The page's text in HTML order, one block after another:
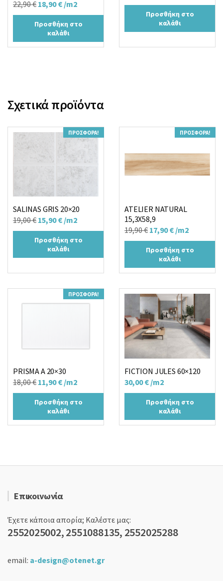
22,90€ Original
price
was:
22,90 €.
18,90€Η
τρέχουσα
τιμή
είναι:
/m2
Προσθήκη στο
καλάθι
price
was:
24,00 €.
τρέχουσα
τιμή
είναι:
Προσθήκη στο
καλάθι
Σχετικά προϊόντα
ΠΡΟΣΦΟΡΆ!
SALINAS GRIS 20×20
19,00€ Original
price
was:
19,00 €.
15,90€Η
τρέχουσα
τιμή
είναι:
/m2
Προσθήκη στο
καλάθι
ΠΡΟΣΦΟΡΆ!
ATELIER NATURAL
15,3X58,9
19,90€ Original
price
was:
19,90 €.
17,90€Η
τρέχουσα
τιμή
είναι:
/m2
Προσθήκη στο
καλάθι
ΠΡΟΣΦΟΡΆ!
PRISMA A 20×30
18,00€ Original
price
was:
11,90€Η
τρέχουσα
τιμή
/m2
Προσθήκη στο
καλάθι
FICTION JULES 60×120
30,00€ /m2
Προσθήκη στο
καλάθι
Επικοινωνία
Έχετε κάποια απορία; Καλέστε μας:
2552025002, 2551088135, 2552025288
email: a-design@otenet.gr